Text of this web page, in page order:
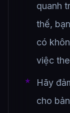
quanh
thế,
có
việc
Hãy
cho